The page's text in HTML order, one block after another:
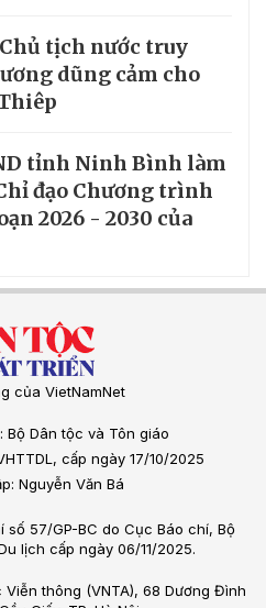
tịch nước truy
dũng cảm cho
tỉnh Ninh Bình làm
đạo Chương trình
2026 - 2030 của
của VietNamNet
Bộ Dân tộc và Tôn giáo
cấp ngày 17/10/2025
Nguyễn Văn Bá
57/GP-BC do Cục Báo chí, Bộ
lịch cấp ngày 06/11/2025.
thông (VNTA), 68 Dương Đình